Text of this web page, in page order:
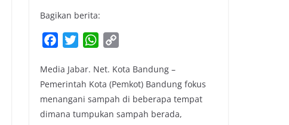
Bagikan berita:
c
e
b
o
i
t
t
e
W
a
t
s
A
p
y
L
i
Media Jabar. Net. Kota Bandung –
Pemerintah Kota (Pemkot) Bandung fokus
menangani sampah di beberapa tempat
dimana tumpukan sampah berada,